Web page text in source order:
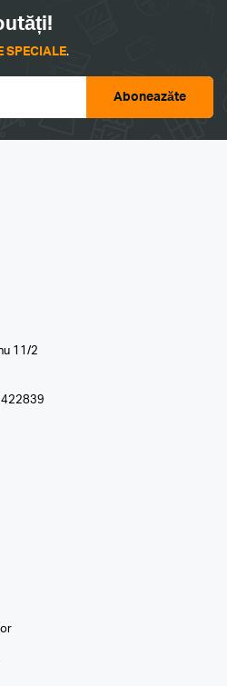
SPECIALE.
Aboneazăte
11/2